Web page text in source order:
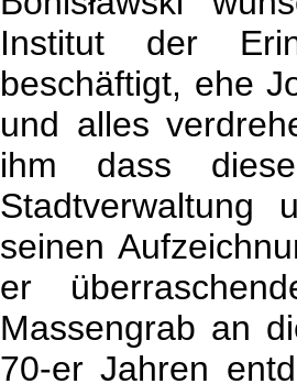
Institut der
beschäftigt, ehe
und alles
ihm dass
Stadtverwaltung
seinen
er
Massengrab an
70-er Jahren